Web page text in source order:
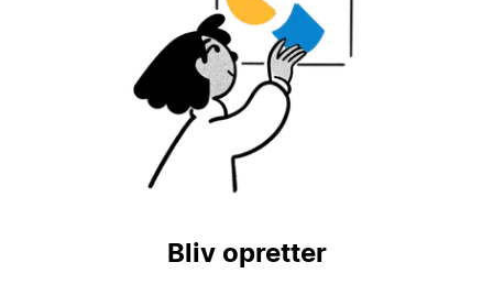
Bliv opretter